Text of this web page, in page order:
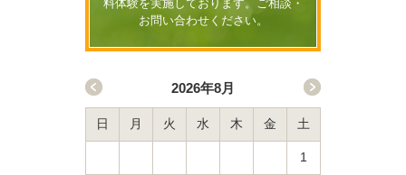
料体験を実施しております。ご相談・
お問い合わせください。
2026年8月
日 月 火 水 木 金 土
1